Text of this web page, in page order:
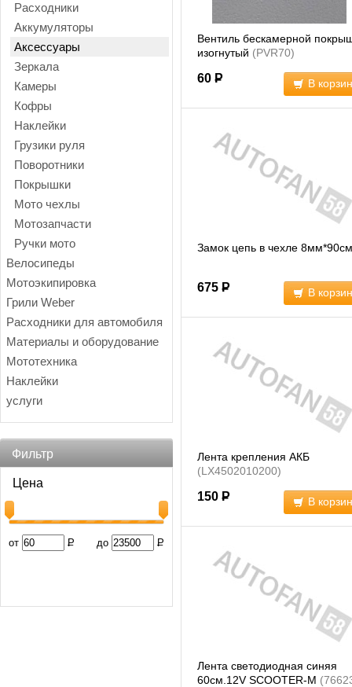
Расходники
Аккумуляторы
Аксессуары
Зеркала
Камеры
Кофры
Наклейки
Грузики руля
Поворотники
Покрышки
Мото чехлы
Мотозапчасти
Ручки мото
Велосипеды
Мотоэкипировка
Грили Weber
Расходники для автомобиля
Материалы и оборудование
Мототехника
Наклейки
услуги
Фильтр
Цена
от Р до Р
Вентиль бескамерной
изогнутый (PVR70)
60 Р В
Замок цепь в чехле 8мм*90см
675 Р В
Лента крепления АКБ
(LX4502010200)
150 Р В
Лента светодиодная синяя
60см.12V SCOOTER-M